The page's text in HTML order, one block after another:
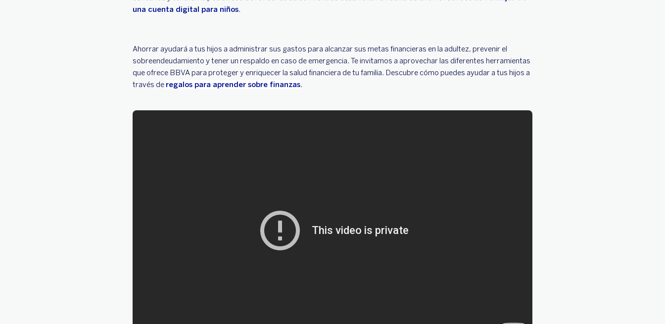
una cuenta digital para niños.
Ahorrar ayudará a tus hijos a administrar sus gastos para alcanzar sus metas financieras en la adultez, prevenir el
sobreendeudamiento y tener un respaldo en caso de emergencia. Te invitamos a aprovechar las diferentes herramientas
que ofrece BBVA para proteger y enriquecer la salud financiera de tu familia. Descubre cómo puedes ayudar a tus hijos a
través de regalos para aprender sobre finanzas.